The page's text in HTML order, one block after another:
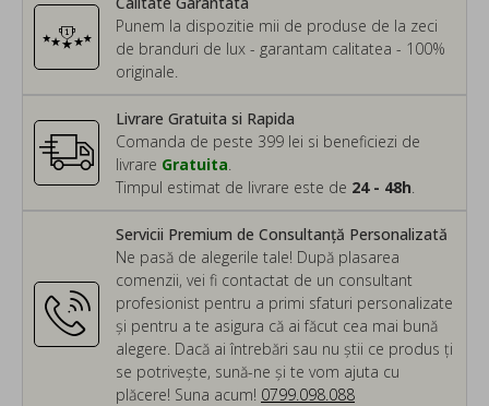
Punem la dispozitie mii de produse de la zeci
de branduri de lux - garantam calitatea - 100%
originale.
Servicii Premium de Consultanță Personalizată
Ne pasă de alegerile tale! După plasarea
comenzii, vei fi contactat de un consultant
profesionist pentru a primi sfaturi personalizate
și pentru a te asigura că ai făcut cea mai bună
alegere. Dacă ai întrebări sau nu știi ce produs ți
se potrivește, sună-ne și te vom ajuta cu
plăcere! Suna acum! 0799.098.088
Livrare Gratuita si Rapida
Comanda de peste 399 lei si beneficiezi de
livrare Gratuita
Timpul estimat de livrare este de 24 - 48h